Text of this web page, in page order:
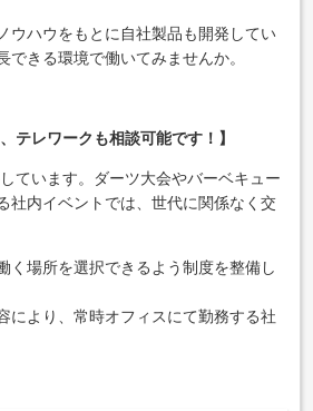
ウハウをもとに自社製品も開発してい
できる環境で働いてみませんか。
テレワークも相談可能です！】
ています。ダーツ大会やバーベキュー
社内イベントでは、世代に関係なく交
く場所を選択できるよう制度を整備し
により、常時オフィスにて勤務する社